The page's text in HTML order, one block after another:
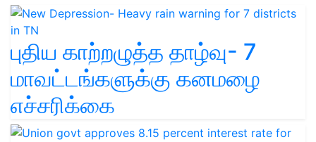
புதிய காற்றழுத்த தாழ்வு- 7
மாவட்டங்களுக்கு கனமழை
எச்சரிக்கை